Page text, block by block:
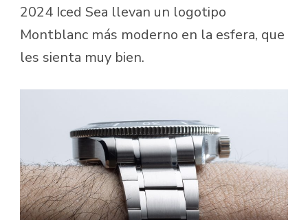
2024 Iced Sea llevan un logotipo
Montblanc más moderno en la esfera, que
les sienta muy bien.